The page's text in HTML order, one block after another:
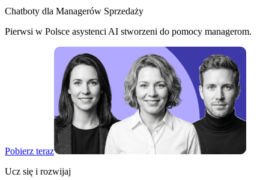
Chatboty dla Managerów Sprzedaży
Pierwsi w Polsce asystenci AI stworzeni do pomocy managerom.
Pobierz teraz
Ucz się i rozwijaj